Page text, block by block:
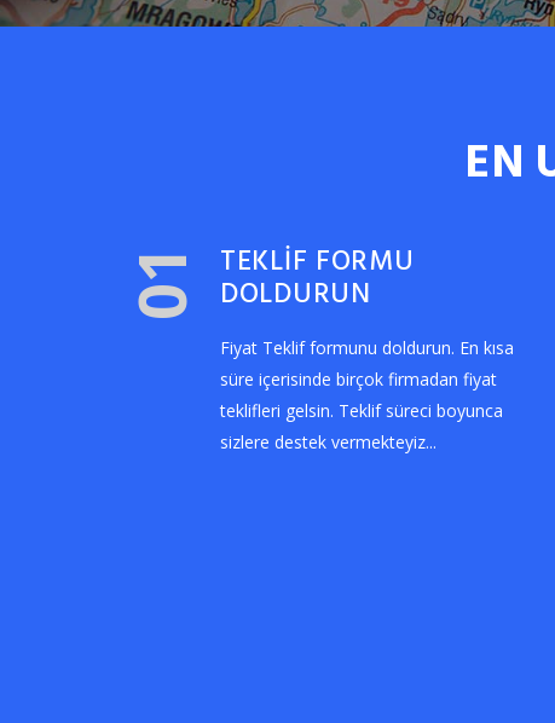
EN
01 TEKLİF FORMU
DOLDURUN
Fiyat Teklif formunu doldurun. En kısa
süre içerisinde birçok firmadan fiyat
teklifleri gelsin. Teklif süreci boyunca
sizlere destek vermekteyiz...